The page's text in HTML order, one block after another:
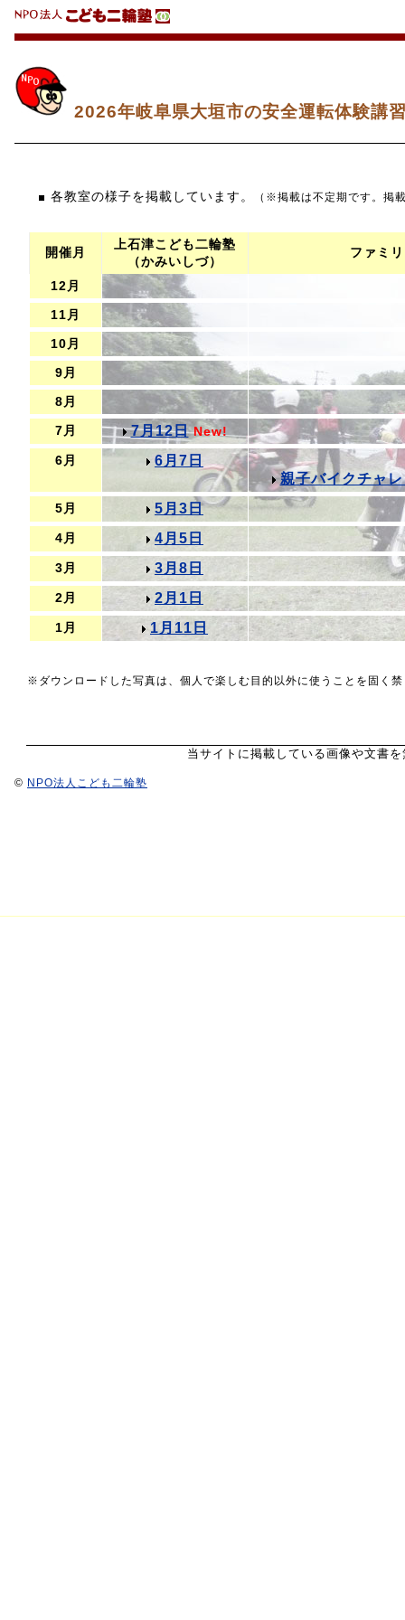
2026年岐阜県大垣市の安全運転体験講
各教室の様子を掲載しています。 （※掲載は不定期です。掲
開催月
上石津こども二輪塾
（かみいしづ）
ファミ
12月
11月
10月
9月
8月
7月 7月12日 New!
6月
6月7日
親子バイクチャ
5月 5月3日
4月 4月5日
3月 3月8日
2月 2月1日
1月 1月11日
※ダウンロードした写真は、個人で楽しむ目的以外に使うことを固く
当サイトに掲載している画像や文書
© NPO法人こども二輪塾